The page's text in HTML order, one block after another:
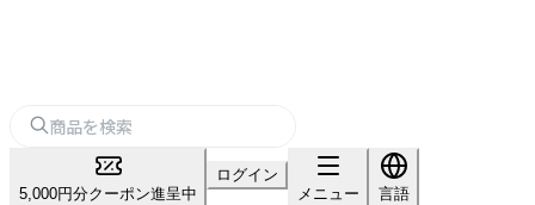
5,000円分クーポン進呈中
ログイン
メニュー
言語